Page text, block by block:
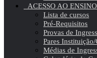
ACESSO AO
Lista de cursos
Pré-Requisitos
Provas de
Pares Instituição/
Médias de